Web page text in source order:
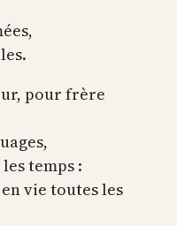
pour frère
temps :
vie toutes les